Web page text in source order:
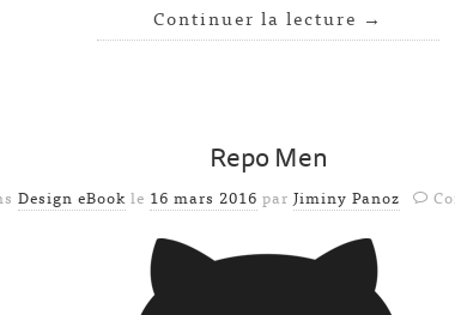
Continuer la lecture →
Repo Men
Design eBook le 16 mars 2016 par Jiminy Panoz